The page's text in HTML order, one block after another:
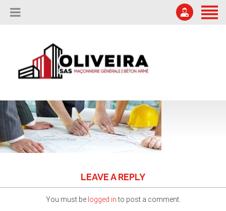
L’ENTREPRISE
NOUS CONTACTER
Offres d'emploi
04 75 67 51 87
LEAVE A REPLY
You must be logged into post a comment.